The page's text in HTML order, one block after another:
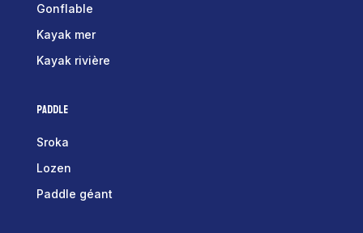
Gonflable
Kayak mer
Kayak rivière
Paddle
Sroka
Lozen
Paddle géant